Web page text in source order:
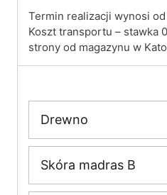
Termin realizacji wynosi
Koszt transportu – stawka
strony od magazynu w
Drewno
Skóra madras B